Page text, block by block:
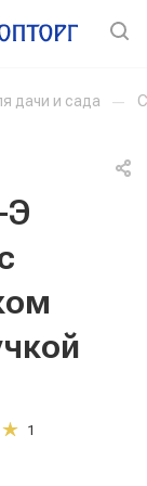
дачи и сада —
Э
1